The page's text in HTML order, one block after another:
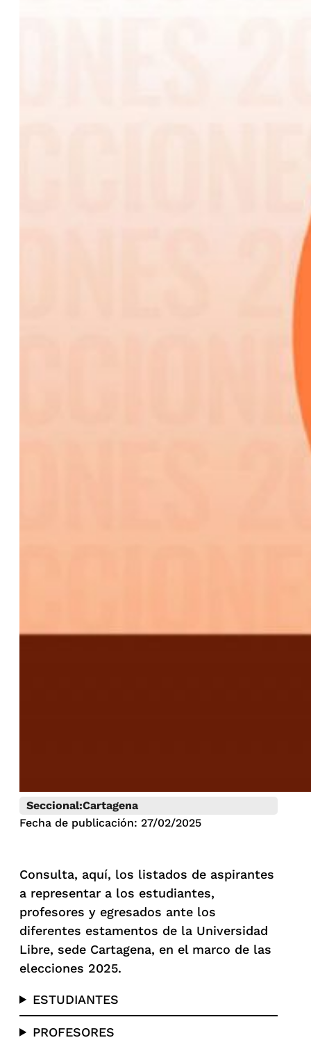
Seccional:Cartagena
Fecha de publicación: 27/02/2025
Consulta, aquí, los listados de aspirantes
a representar a los estudiantes,
profesores y egresados ante los
diferentes estamentos de la Universidad
Libre, sede Cartagena, en el marco de las
elecciones 2025.
ESTUDIANTES
PROFESORES